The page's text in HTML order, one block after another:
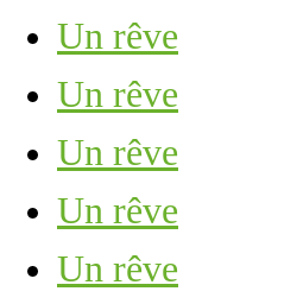
Un rêve
Un rêve
Un rêve
Un rêve
Un rêve